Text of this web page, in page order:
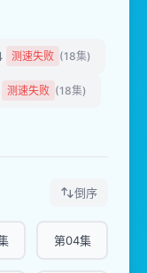
测速失败 (18集)
测速失败 (18集)
倒序
第04集